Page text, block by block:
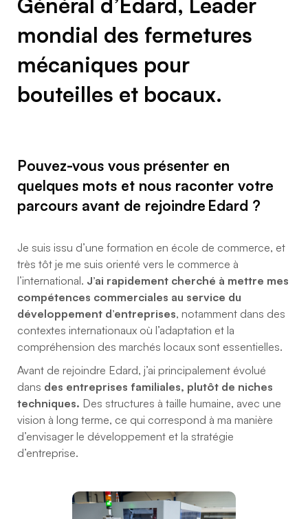
mondial des fermetures
mécaniques pour
bouteilles et bocaux.
Pouvez-vous vous présenter en
quelques mots et nous raconter votre
parcours avant de rejoindre Edard ?
Je suis issu d’une formation en école de commerce, et
très tôt je me suis orienté vers le commerce à
l’international. J’ai rapidement cherché à mettre mes
compétences commerciales au service du
développement d’entreprises, notamment dans des
contextes internationaux où l’adaptation et la
compréhension des marchés locaux sont essentielles.
Avant de rejoindre Edard, j’ai principalement évolué
dans des entreprises familiales, plutôt de niches
techniques. Des structures à taille humaine, avec une
vision à long terme, ce qui correspond à ma manière
d’envisager le développement et la stratégie
d’entreprise.